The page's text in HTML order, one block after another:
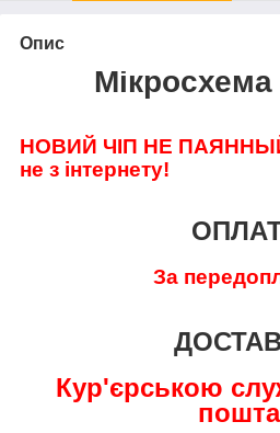
Опис
Мікросхема
НОВИЙ ЧІП НЕ
не з інтернету!
За
Кур'єрською